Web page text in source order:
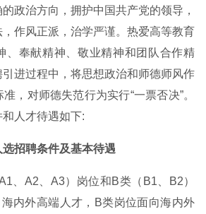
政治方向，拥护中国共产党的领导，
作风正派，治学严谨。热爱高等教育
、奉献精神、敬业精神和团队合作精
进过程中，将思想政治和师德师风作
，对师德失范行为实行“一票否决”。
人才待遇如下:
选招聘条件及基本待遇
、A2、A3）岗位和B类（B1、B2）
内外高端人才，B类岗位面向海内外